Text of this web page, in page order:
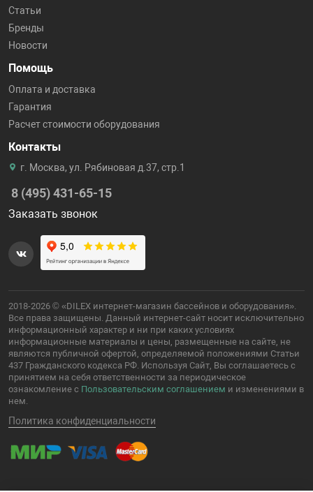
Статьи
Бренды
Новости
Помощь
Оплата и доставка
Гарантия
Расчет стоимости оборудования
Контакты
г. Москва, ул. Рябиновая д.37, стр.1
8 (495) 431-65-15
Заказать звонок
2018-2026 © «DILEX интернет-магазин бассейнов и оборудования».
Все права защищены. Данный интернет-сайт носит исключительно
информационный характер и ни при каких условиях
информационные материалы и цены, размещенные на сайте, не
являются публичной офертой, определяемой положениями Статьи
437 Гражданского кодекса РФ. Используя Сайт, Вы соглашаетесь с
принятием на себя ответственности за периодическое
ознакомление с Пользовательским соглашением и изменениями в
нем.
Политика конфиденциальности